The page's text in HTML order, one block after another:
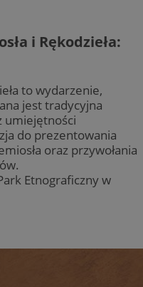
i Rękodzieła:
to wydarzenie,
jest tradycyjna
umiejętności
do prezentowania
oraz przywołania
Etnograficzny w